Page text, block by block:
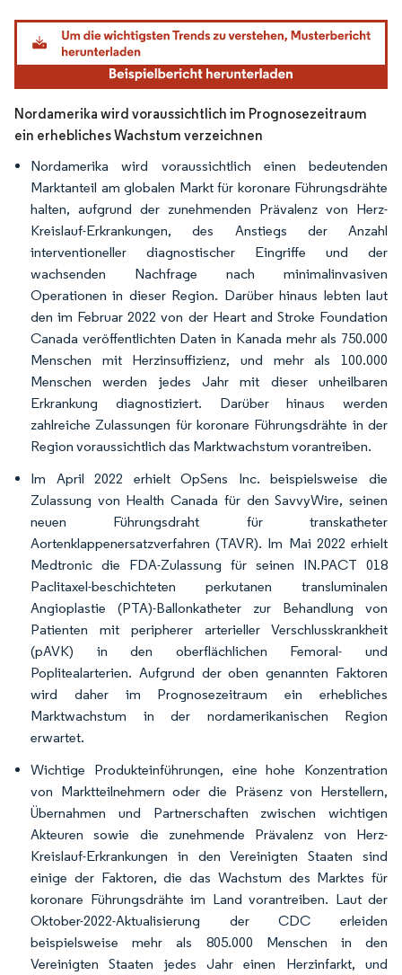
Bild © Mordor Intelligence. Wiederverwendung erfordert Namensnennung gemäß
Nordamerika wird voraussichtlich im Prognosezeitraum
ein erhebliches Wachstum verzeichnen
Nordamerika wird voraussichtlich einen bedeutenden
Marktanteil am globalen Markt für koronare Führungsdrähte
halten, aufgrund der zunehmenden Prävalenz von Herz-
Kreislauf-Erkrankungen, des Anstiegs der Anzahl
interventioneller diagnostischer Eingriffe und der
wachsenden Nachfrage nach minimalinvasiven
Operationen in dieser Region. Darüber hinaus lebten laut
den im Februar 2022 von der Heart and Stroke Foundation
Canada veröffentlichten Daten in Kanada mehr als 750.000
Menschen mit Herzinsuffizienz, und mehr als 100.000
Menschen werden jedes Jahr mit dieser unheilbaren
Erkrankung diagnostiziert. Darüber hinaus werden
zahlreiche Zulassungen für koronare Führungsdrähte in der
Region voraussichtlich das Marktwachstum vorantreiben.
Im April 2022 erhielt OpSens Inc. beispielsweise die
Zulassung von Health Canada für den SavvyWire, seinen
neuen Führungsdraht für transkatheter
Aortenklappenersatzverfahren (TAVR). Im Mai 2022 erhielt
Medtronic die FDA-Zulassung für seinen IN.PACT 018
Paclitaxel-beschichteten perkutanen transluminalen
Angioplastie (PTA)-Ballonkatheter zur Behandlung von
Patienten mit peripherer arterieller Verschlusskrankheit
(pAVK) in den oberflächlichen Femoral- und
Poplitealarterien. Aufgrund der oben genannten Faktoren
wird daher im Prognosezeitraum ein erhebliches
Marktwachstum in der nordamerikanischen Region
erwartet.
Wichtige Produkteinführungen, eine hohe Konzentration
von Marktteilnehmern oder die Präsenz von Herstellern,
Übernahmen und Partnerschaften zwischen wichtigen
Akteuren sowie die zunehmende Prävalenz von Herz-
Kreislauf-Erkrankungen in den Vereinigten Staaten sind
einige der Faktoren, die das Wachstum des Marktes für
koronare Führungsdrähte im Land vorantreiben. Laut der
Oktober-2022-Aktualisierung der CDC erleiden
beispielsweise mehr als 805.000 Menschen in den
Vereinigten Staaten jedes Jahr einen Herzinfarkt, und